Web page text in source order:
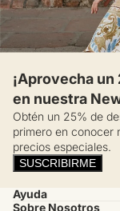
¡Aprovecha
en nuestra
Obtén un 25% de
primero en conocer
precios especiales.
SUSCRIBIRME
Ayuda
Sobre Nosotros